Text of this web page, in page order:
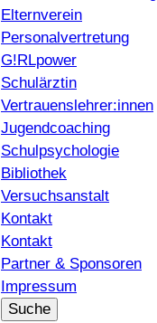
Elternverein
Personalvertretung
G!RLpower
Schulärztin
Vertrauenslehrer:innen
Jugendcoaching
Schulpsychologie
Bibliothek
Versuchsanstalt
Kontakt
Kontakt
Partner & Sponsoren
Impressum
Suche